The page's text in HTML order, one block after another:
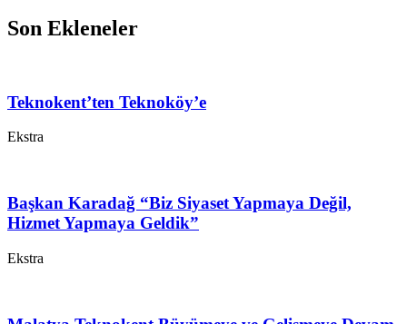
Son Ekleneler
Teknokent’ten Teknoköy’e
Ekstra
Başkan Karadağ “Biz Siyaset Yapmaya Değil,
Hizmet Yapmaya Geldik”
Ekstra